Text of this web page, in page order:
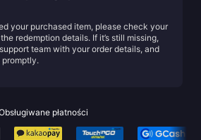
your purchased item, please check your
redemption details. If it’s still missing,
team with your order details, and
płatności